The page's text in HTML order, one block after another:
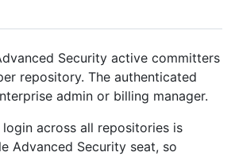
Security active committers
repository. The authenticated
admin or billing manager.
across all repositories is
Advanced Security seat, so